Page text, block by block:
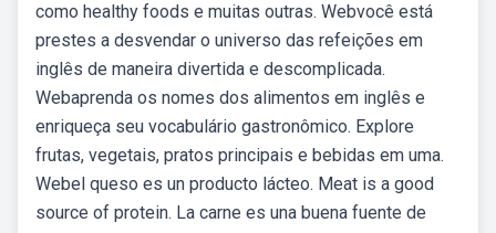
como healthy foods e muitas outras. Webvocê está
prestes a desvendar o universo das refeições em
inglês de maneira divertida e descomplicada.
Webaprenda os nomes dos alimentos em inglês e
enriqueça seu vocabulário gastronômico. Explore
frutas, vegetais, pratos principais e bebidas em uma.
Webel queso es un producto lácteo. Meat is a good
source of protein. La carne es una buena fuente de